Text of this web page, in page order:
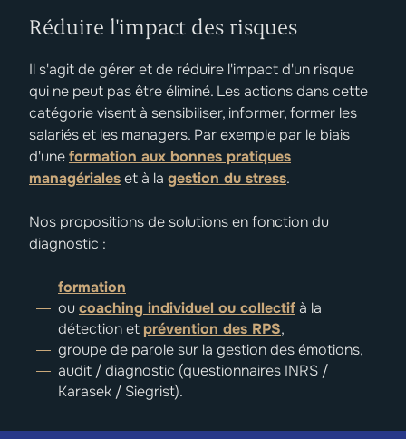
Réduire l'impact des risques
Il s'agit de gérer et de réduire l'impact d'un risque
qui ne peut pas être éliminé. Les actions dans cette
catégorie visent à sensibiliser, informer, former les
salariés et les managers. Par exemple par le biais
d'uneformation aux bonnes pratiques
managérialeset à la gestion du stress.
Nos propositions de solutions en fonction du
diagnostic :
formation
ou coaching individuel ou collectifà la
détection et prévention des RPS,
groupe de parole sur la gestion des émotions,
audit / diagnostic (questionnaires INRS /
Karasek / Siegrist).